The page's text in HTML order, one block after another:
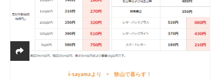
i-sayamaより 狭山で暮らす！